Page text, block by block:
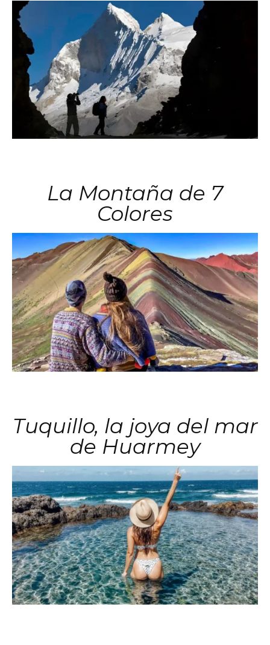
La Montaña de 7
Colores
Tuquillo, la joya del mar
de Huarmey